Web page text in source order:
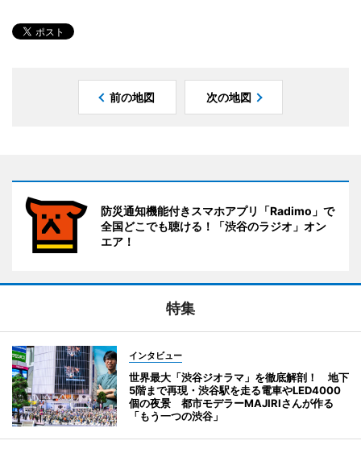
前の地図 次の地図
防災通知機能付きスマホアプリ「Radimo」で
全国どこでも聴ける！「渋谷のラジオ」オン
エア！
特集
インタビュー
世界最大「渋谷ジオラマ」を徹底解剖！ 地下
5階まで再現・渋谷駅を走る電車やLED4000
個の夜景 都市モデラーMAJIRIさんが作る
「もう一つの渋谷」